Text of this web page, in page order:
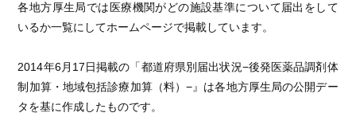
各地方厚生局では医療機関がどの施設基準について届出をして
いるか一覧にしてホームページで掲載しています。
2014年6月17日掲載の「都道府県別届出状況−後発医薬品調剤体
制加算・地域包括診療加算（料）−』は各地方厚生局の公開デー
タを基に作成したものです。